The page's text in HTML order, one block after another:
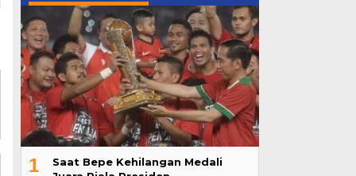
1
Saat Bepe Kehilangan Medali